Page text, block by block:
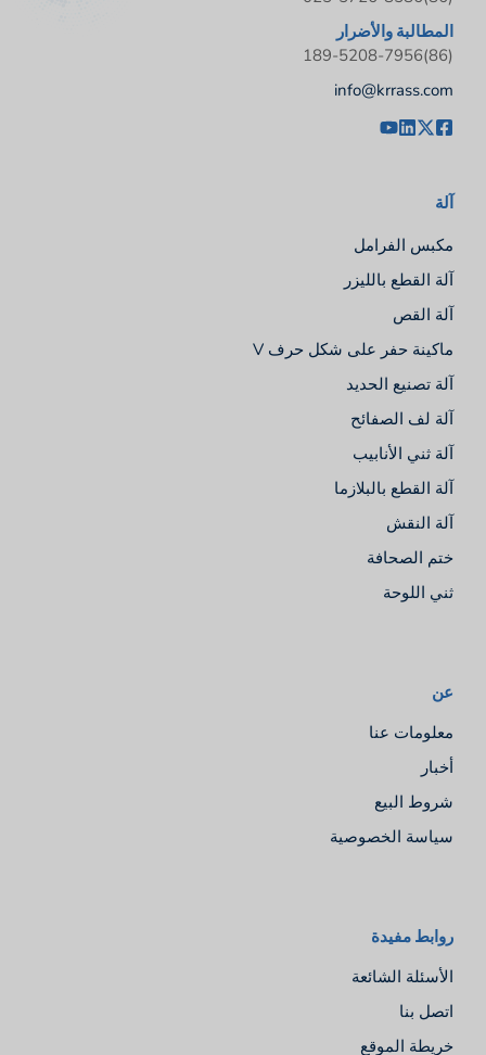
المطالبة والأضرار
(86)189-5208-7956
info@krrass.com
آلة
مكبس الفرامل
آلة القطع بالليزر
آلة القص
ماكينة حفر على شكل حرف V
آلة تصنيع الحديد
آلة لف الصفائح
آلة ثني الأنابيب
آلة القطع بالبلازما
آلة النقش
ختم الصحافة
ثني اللوحة
عن
معلومات عنا
أخبار
شروط البيع
سياسة الخصوصية
روابط مفيدة
الأسئلة الشائعة
اتصل بنا
خريطة الموقع
Deutsch
Русский
Español